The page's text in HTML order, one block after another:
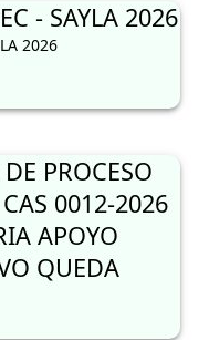
- SAYLA 2026
2026
PROCESO
0012-2026
APOYO
QUEDA